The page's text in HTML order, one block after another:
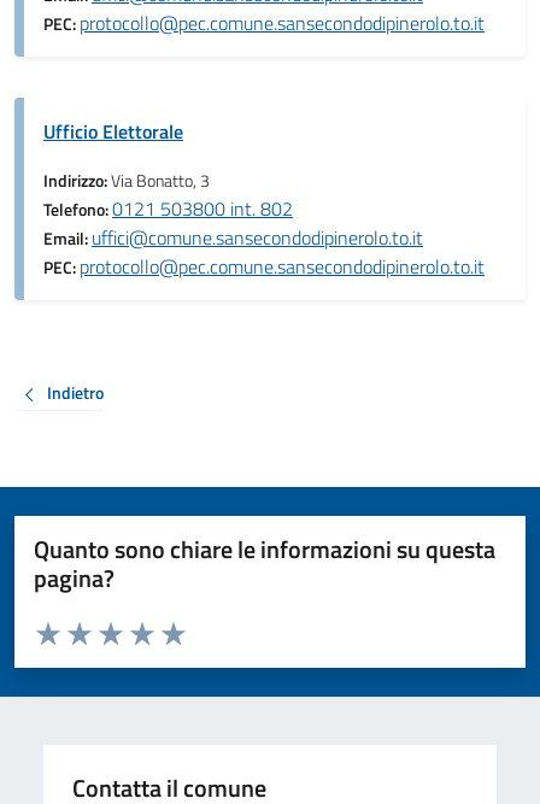
PEC:protocollo@pec.comune.sansecondodipinerolo.to.it
Ufficio Elettorale
Indirizzo:Via Bonatto, 3
Telefono:0121 503800 int. 802
Email:uffici@comune.sansecondodipinerolo.to.it
PEC:protocollo@pec.comune.sansecondodipinerolo.to.it
Indietro
Quanto sono chiare le informazioni su questa
pagina?
Valuta da 1 a 5 stelle la pagina
Valuta 5 stelle su 5
Valuta 4 stelle su 5
Valuta 3 stelle su 5
Valuta 2 stelle su 5
Valuta 1 stelle su 5
Contatta il comune